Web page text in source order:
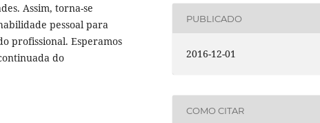
Assim, torna-se
pessoal para
profissional. Esperamos
do
PUBLICADO
2016-12-01
COMO CITAR